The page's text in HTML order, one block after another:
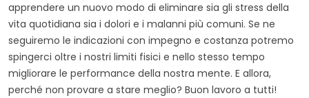
apprendere un nuovo modo di eliminare sia gli stress della
vita quotidiana sia i dolori e i malanni più comuni. Se ne
seguiremo le indicazioni con impegno e costanza potremo
spingerci oltre i nostri limiti fisici e nello stesso tempo
migliorare le performance della nostra mente. E allora,
perché non provare a stare meglio? Buon lavoro a tutti!